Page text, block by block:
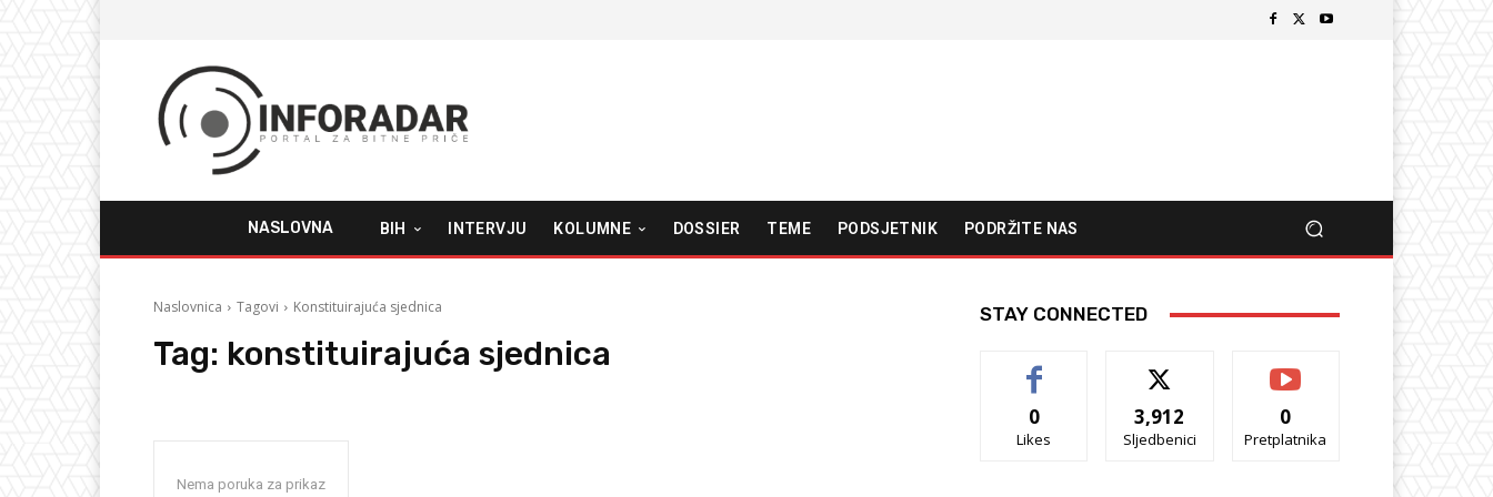
NASLOVNA BIH INTERVJU KOLUMNE DOSSIER TEME PODSJETNIK PODRŽITE NAS
Naslovnica Tagovi Konstituirajuća sjednica
Tag: konstituirajuća sjednica
Nema poruka za prikaz
STAY CONNECTED
0
Likes
3,912
Sljedbenici
0
Pretplatnika